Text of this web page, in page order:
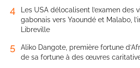
4
Les USA délocalisent l’examen des
gabonais vers Yaoundé et Malabo,
Libreville
5
Aliko Dangote, première fortune
de sa fortune à des œuvres